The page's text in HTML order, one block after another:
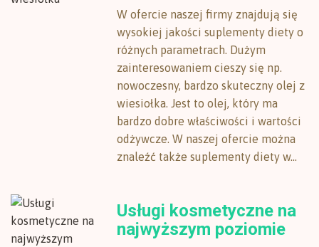
W ofercie naszej firmy znajdują się
wysokiej jakości suplementy diety o
różnych parametrach. Dużym
zainteresowaniem cieszy się np.
nowoczesny, bardzo skuteczny olej z
wiesiołka. Jest to olej, który ma
bardzo dobre właściwości i wartości
odżywcze. W naszej ofercie można
znaleźć także suplementy diety w...
Usługi kosmetyczne na
najwyższym poziomie